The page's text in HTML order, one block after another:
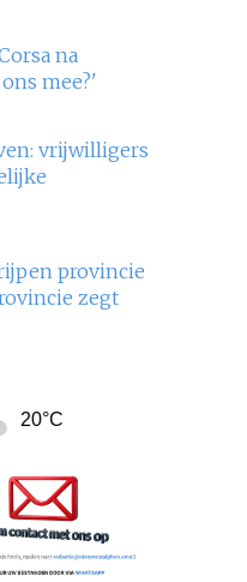
na
mee?'
vrijwilligers
provincie
zegt